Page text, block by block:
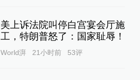
美上诉法院叫停白宫宴会厅施
工，特朗普怒了：国家耻辱！
World湃 21小时前 53评